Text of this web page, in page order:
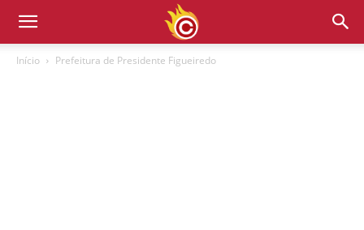
Início Prefeitura de Presidente Figueiredo